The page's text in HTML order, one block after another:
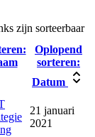
zijn sorteerbaar
Oplopend
sorteren:
Datum
21 januari
2021